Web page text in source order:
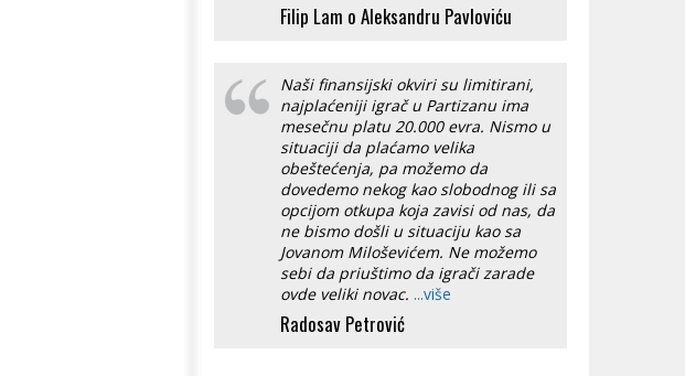
Filip Lam o Aleksandru Pavloviću
Naši finansijski okviri su limitirani,
najplaćeniji igrač u Partizanu ima
mesečnu platu 20.000 evra. Nismo u
situaciji da plaćamo velika
obeštećenja, pa možemo da
dovedemo nekog kao slobodnog ili sa
opcijom otkupa koja zavisi od nas, da
ne bismo došli u situaciju kao sa
Jovanom Miloševićem. Ne možemo
sebi da priuštimo da igrači zarade
ovde veliki novac. ...više
Radosav Petrović